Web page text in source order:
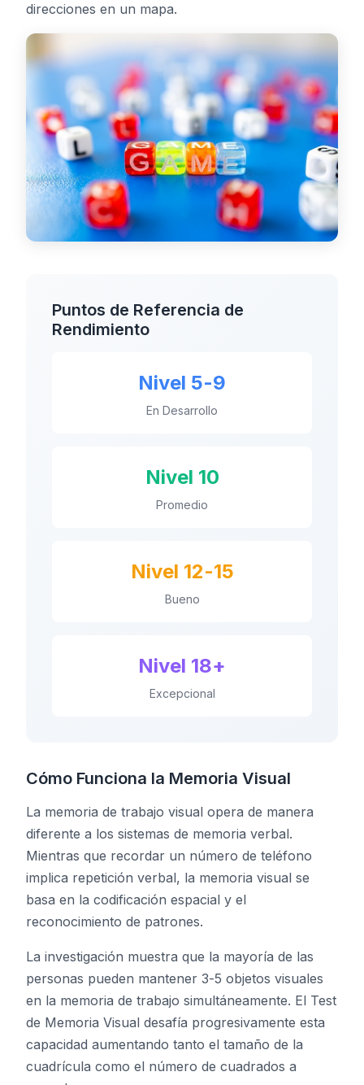
Tablero
🇪🇸ES
direcciones en un mapa.
Puntos de Referencia de
Rendimiento
Nivel 5-9
En Desarrollo
Nivel 10
Promedio
Nivel 12-15
Bueno
Nivel 18+
Excepcional
Cómo Funciona la Memoria Visual
La memoria de trabajo visual opera de manera
diferente a los sistemas de memoria verbal.
Mientras que recordar un número de teléfono
implica repetición verbal, la memoria visual se
basa en la codificación espacial y el
reconocimiento de patrones.
La investigación muestra que la mayoría de las
personas pueden mantener 3-5 objetos visuales
en la memoria de trabajo simultáneamente. El Test
de Memoria Visual desafía progresivamente esta
capacidad aumentando tanto el tamaño de la
cuadrícula como el número de cuadrados a